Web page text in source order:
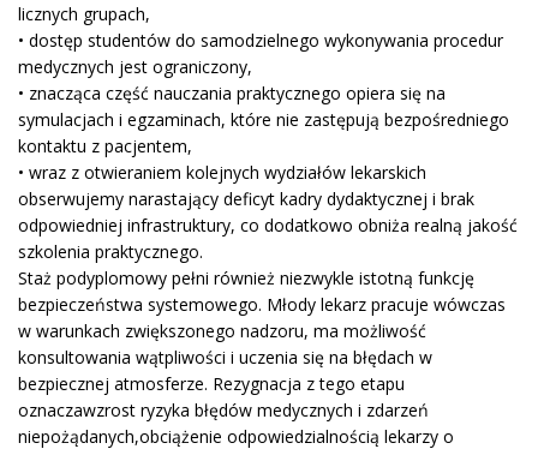
licznych grupach,
• dostęp studentów do samodzielnego wykonywania procedur
medycznych jest ograniczony,
• znacząca część nauczania praktycznego opiera się na
symulacjach i egzaminach, które nie zastępują bezpośredniego
kontaktu z pacjentem,
• wraz z otwieraniem kolejnych wydziałów lekarskich
obserwujemy narastający deficyt kadry dydaktycznej i brak
odpowiedniej infrastruktury, co dodatkowo obniża realną jakość
szkolenia praktycznego.
Staż podyplomowy pełni również niezwykle istotną funkcję
bezpieczeństwa systemowego. Młody lekarz pracuje wówczas
w warunkach zwiększonego nadzoru, ma możliwość
konsultowania wątpliwości i uczenia się na błędach w
bezpiecznej atmosferze. Rezygnacja z tego etapu
oznaczawzrost ryzyka błędów medycznych i zdarzeń
niepożądanych,obciążenie odpowiedzialnością lekarzy o